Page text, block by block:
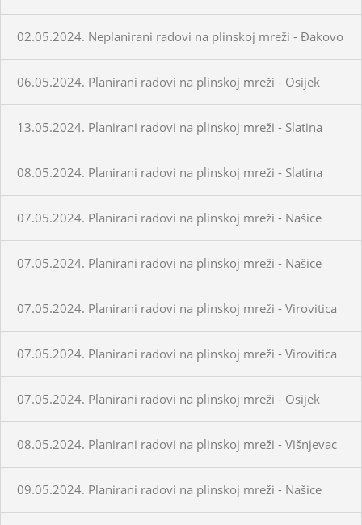
02.05.2024. Neplanirani radovi na plinskoj mreži - Đakovo
06.05.2024. Planirani radovi na plinskoj mreži - Osijek
13.05.2024. Planirani radovi na plinskoj mreži - Slatina
08.05.2024. Planirani radovi na plinskoj mreži - Slatina
07.05.2024. Planirani radovi na plinskoj mreži - Našice
07.05.2024. Planirani radovi na plinskoj mreži - Našice
07.05.2024. Planirani radovi na plinskoj mreži - Virovitica
07.05.2024. Planirani radovi na plinskoj mreži - Virovitica
07.05.2024. Planirani radovi na plinskoj mreži - Osijek
08.05.2024. Planirani radovi na plinskoj mreži - Višnjevac
09.05.2024. Planirani radovi na plinskoj mreži - Našice